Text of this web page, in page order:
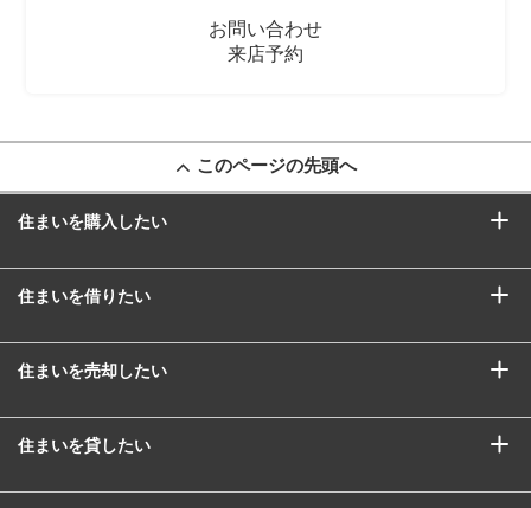
お問い合わせ
来店予約
このページの先頭へ
住まいを購入したい
住まいを借りたい
住まいを売却したい
住まいを貸したい